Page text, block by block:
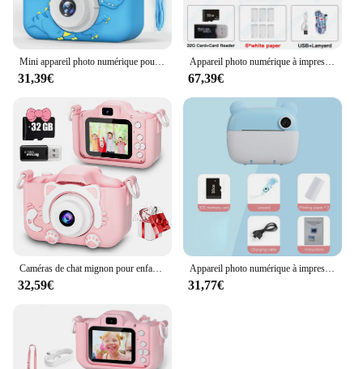
31,39€
Appareil photo numérique à impression thermique pour enfants, impression instantanée, photo et vidéo, carte mémoire 32G, jouets pour enfants, HD 1080P
67,39€
32,59€
Appareil photo numérique à impression instantanée pour enfants, impression thermique pour enfants, impression photo instantanée, jouets vidéo, carte mémoire 32G
31,77€